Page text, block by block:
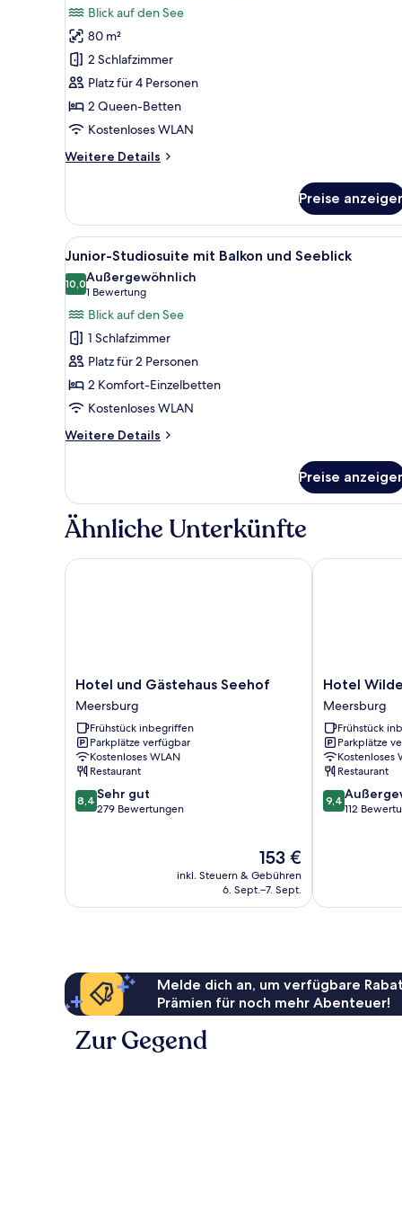
für
Suite,
2 Schlafzimmer,
Seeblick
anzeigen
Blick auf den See
80 m²
2 Schlafzimmer
Platz für 4 Personen
2 Queen-Betten
Kostenloses WLAN
Weitere Details
Weitere
2 Schlafzimmer,
Seeblick
Preise
Alle
Fotos
für
Junior-
Studiosuite
mit
Balkon
und
Seeblick
anzeigen
Junior-Studiosuite mit
5
Junior-Studiosuite mit Balkon und Seeblick
10,010,0 von 10
Außergewöhnlich
1 Bewertung
(1
Bewertung)
Blick auf den See
1 Schlafzimmer
Platz für 2 Personen
2 Komfort-Einzelbetten
Kostenloses WLAN
Weitere Details
Weitere
Studiosuite
mit
Balkon
Seeblick
Preise
Ähnliche Unterkünfte
Hotel
und
Gästehaus
Seehof
Meersburg
Hotel und Gästehaus Seehof
Meersburg
Frühstück inbegriffen
Parkplätze verfügbar
Kostenloses WLAN
Restaurant
8.4
von
8,4 Sehr gut
279 Bewertungen
Der
Preis
beträgt
153 €
inkl. Steuern & Gebühren
6. Sept.–7. Sept.
Hotel und Gästehaus Seehof
Hotel
Wilder
Mann
Meersburg
Hotel
Meersburg
Frühstück
Parkplätze
Kostenloses
Restaurant
9.4
von
9,4
112
Hotel Wilder
Melde dich an, um verfügbare
Prämien für noch mehr Abenteuer!
Zur Gegend